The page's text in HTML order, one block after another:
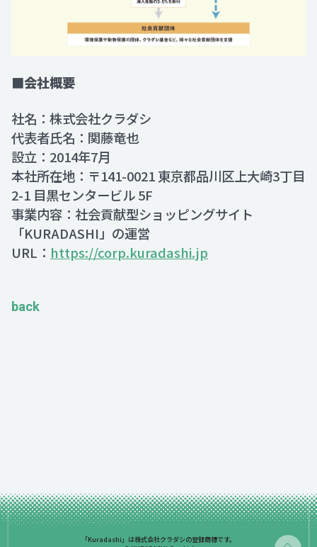
■会社概要
社名：株式会社クラダシ
代表者氏名：関藤竜也
設立：2014年7月
本社所在地：〒141-0021 東京都品川区上大崎3丁目
2-1 目黒センタービル 5F
事業内容：社会貢献型ショッピングサイト
「KURADASHI」の運営
URL： https://corp.kuradashi.jp
back
「Kuradashi」は株式会社クラダシの登録商標です。